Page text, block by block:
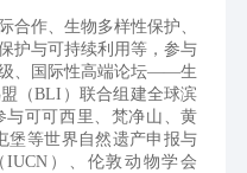
合作、生物多样性保护、
护与可持续利用等，参与
、国际性高端论坛——生
（BLI）联合组建全球滨
可可西里、梵净山、黄
堡等世界自然遗产申报与
）、伦敦动物学会